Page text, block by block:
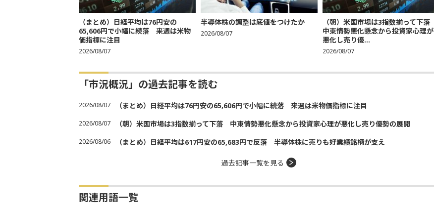
（まとめ）日経平均は76円安の
65,606円で小幅に続落 来週は米物
価指標に注目
2026/08/07
半導体株の調整は底値をつけたか
2026/08/07
（朝）米国市場は3指数揃って下落
中東情勢悪化懸念から投資家心理が
悪化し売り優...
2026/08/07
「市況概況」の過去記事を読む
2026/08/07 （まとめ）日経平均は76円安の65,606円で小幅に続落 来週は米物価指標に注目
2026/08/07 （朝）米国市場は3指数揃って下落 中東情勢悪化懸念から投資家心理が悪化し売り優勢の展開
2026/08/06 （まとめ）日経平均は617円安の65,683円で反落 半導体株に売りも好業績銘柄が支え
過去記事一覧を見る
関連用語一覧